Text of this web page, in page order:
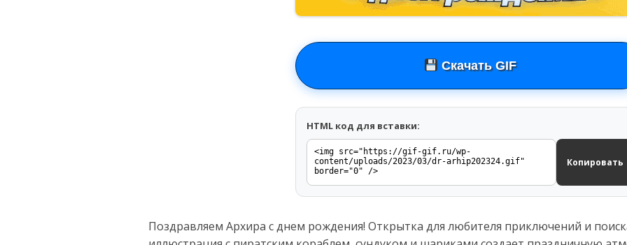
Скачать GIF
HTML код для вставки:
Копировать
Поздравляем Архира с днем рождения! Открытка для любителя приключений и